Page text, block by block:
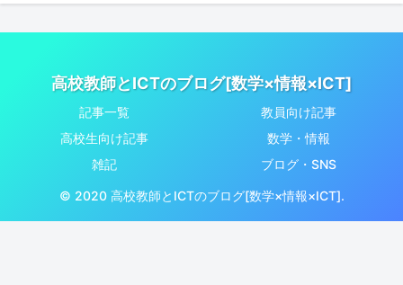
高校教師とICTのブログ[数学×情報×ICT]
記事一覧
教員向け記事
高校生向け記事
数学・情報
雑記
ブログ・SNS
© 2020 高校教師とICTのブログ[数学×情報×ICT].